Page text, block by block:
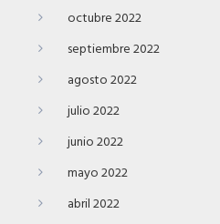
octubre 2022
septiembre 2022
agosto 2022
julio 2022
junio 2022
mayo 2022
abril 2022